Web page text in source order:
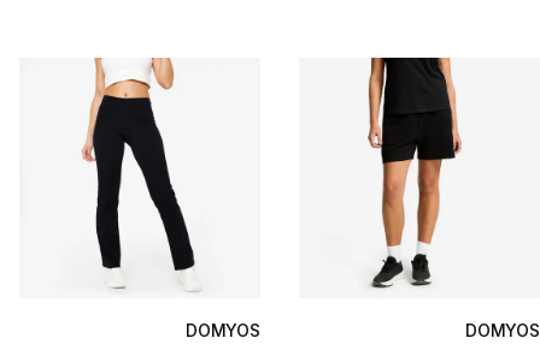
DOMYOS
DOMYOS